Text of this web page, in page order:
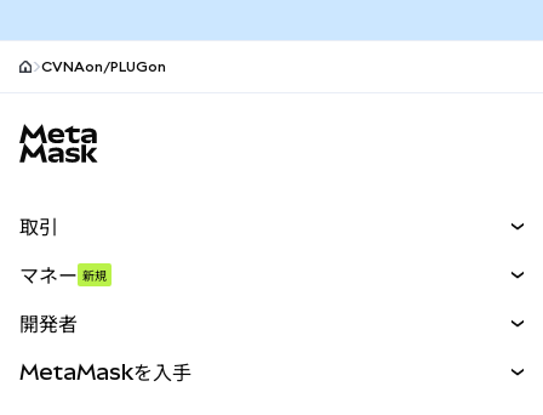
CVNAon/PLUGon
取引
パーペチュアル
RWA
マネー 新規
開発者
MetaMaskを入手